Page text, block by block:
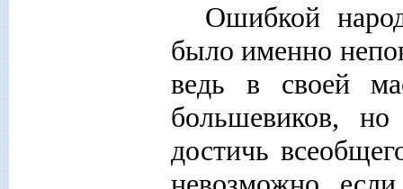
Ошибкой
было именно
ведь в своей
большевиков,
достичь